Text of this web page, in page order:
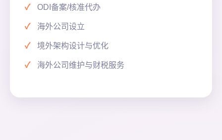
ODI备案/核准代办
海外公司设立
境外架构设计与优化
海外公司维护与财税服务